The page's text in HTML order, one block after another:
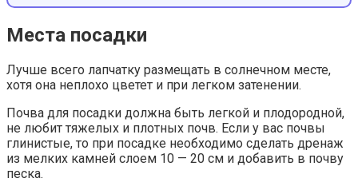
Места посадки
Лучше всего лапчатку размещать в солнечном месте,
хотя она неплохо цветет и при легком затенении.
Почва для посадки должна быть легкой и плодородной,
не любит тяжелых и плотных почв. Если у вас почвы
глинистые, то при посадке необходимо сделать дренаж
из мелких камней слоем 10 — 20 см и добавить в почву
песка.